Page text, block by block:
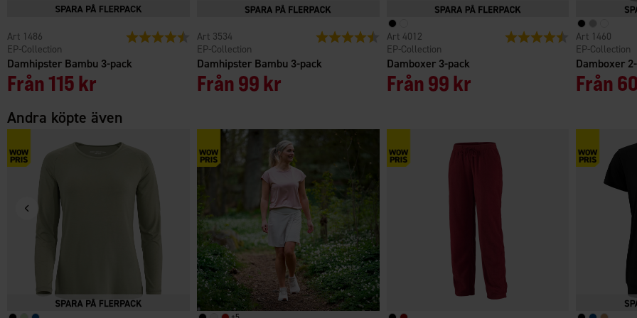
Damhipster Bambu 3-pack
EP-Collection
1486
Från115 kr
Betyg: 4.3 utav 5 stjärnor
Damhipster Bambu 3-pack
EP-Collection
3534
Från99 kr
Betyg: 4.6 utav 5 stjärnor
Damboxer 3-pack
EP-Collection
4012
Från99 kr
Betyg: 4.4 utav 5 stjärnor
Damboxer
EP-Collection
1460
Från
Andra köpte även